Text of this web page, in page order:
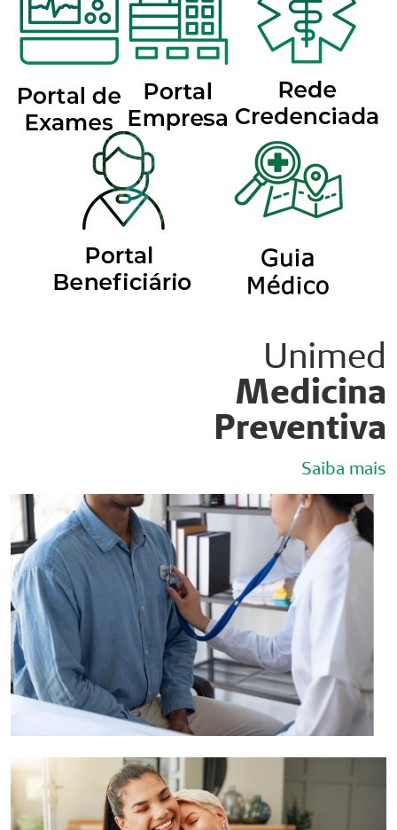
Unimed
Medicina
Preventiva
Saiba mais